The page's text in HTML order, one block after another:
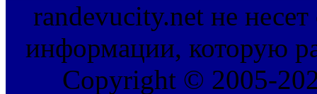
randevucity.net не несет
информации, которую
Copyright © 2005-